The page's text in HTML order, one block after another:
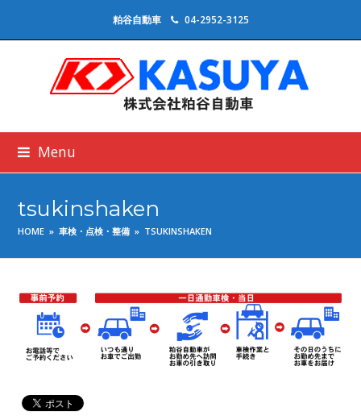
粕谷自動車 04-2952-3125
Menu
tsukinshaken
HOME » 車検・点検・整備 » TSUKINSHAKEN